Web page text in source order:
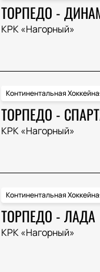
ТОРПЕДО -
КРК «Нагорный»
Континентальная
ТОРПЕДО -
КРК «Нагорный»
Континентальная
ТОРПЕДО - ЛАДА
КРК «Нагорный»